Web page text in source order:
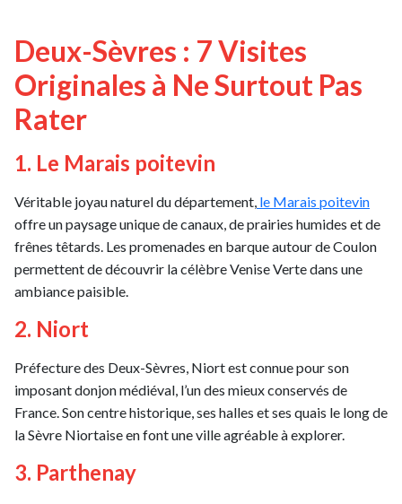
Deux-Sèvres : 7 Visites
Originales à Ne Surtout Pas
Rater
1. Le Marais poitevin
Véritable joyau naturel du département, le Marais poitevin
offre un paysage unique de canaux, de prairies humides et de
frênes têtards. Les promenades en barque autour de Coulon
permettent de découvrir la célèbre Venise Verte dans une
ambiance paisible.
2. Niort
Préfecture des Deux-Sèvres, Niort est connue pour son
imposant donjon médiéval, l’un des mieux conservés de
France. Son centre historique, ses halles et ses quais le long de
la Sèvre Niortaise en font une ville agréable à explorer.
3. Parthenay